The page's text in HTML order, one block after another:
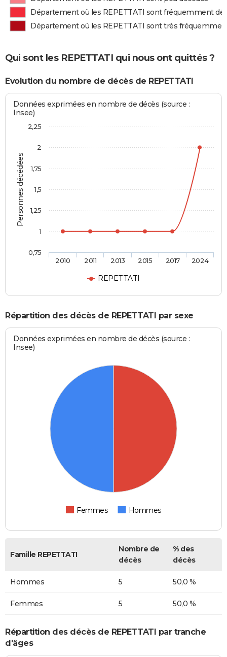
Département où les REPETTATI sont fréquemment
Département où les REPETTATI sont très
Qui sont les REPETTATI qui nous ont quittés ?
Evolution du nombre de décès de REPETTATI
Personnes décédées
Données exprimées en nombre de décès (source :
Insee)
REPETTATI
2010 2011 2013 2015 2017 2024
0,75
1
1,25
1,5
1,75
2
2,25
Répartition des décès de REPETTATI par sexe
Données exprimées en nombre de décès (source :
Insee)
Femmes Hommes
Famille REPETTATI
Nombre de
décès
% des
décès
Hommes 5 50,0 %
Femmes 5 50,0 %
Répartition des décès de REPETTATI par tranche
d'âges